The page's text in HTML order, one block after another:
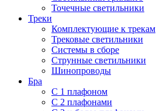
Точечные светильники
Треки
Комплектующие к трекам
Трековые светильники
Системы в сборе
Струнные светильники
Шинопроводы
Бра
С 1 плафоном
С 2 плафонами